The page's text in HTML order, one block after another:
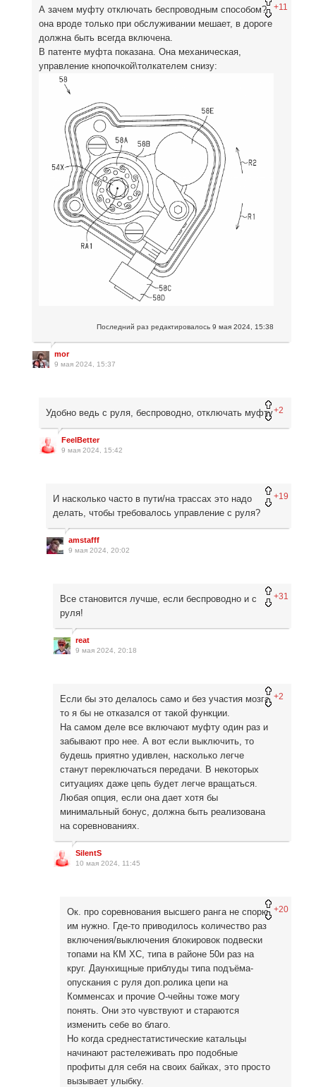
+11
А зачем муфту отключать беспроводным способом?
она вроде только при обслуживании мешает, в дороге
должна быть всегда включена.
В патенте муфта показана. Она механическая,
управление кнопочкой\толкателем снизу:
Последний раз редактировалось 9 мая 2024, 15:38
mor
9 мая 2024, 15:37
+2
Удобно ведь с руля, беспроводно, отключать муфту
FeelBetter
9 мая 2024, 15:42
+19
И насколько часто в пути/на трассах это надо
делать, чтобы требовалось управление с руля?
amstafff
9 мая 2024, 20:02
+31
Все становится лучше, если беспроводно и с
руля!
reat
9 мая 2024, 20:18
+2
Если бы это делалось само и без участия мозга,
то я бы не отказался от такой функции.
На самом деле все включают муфту один раз и
забывают про нее. А вот если выключить, то
будешь приятно удивлен, насколько легче
станут переключаться передачи. В некоторых
ситуациях даже цепь будет легче вращаться.
Любая опция, если она дает хотя бы
минимальный бонус, должна быть реализована
на соревнованиях.
SilentS
10 мая 2024, 11:45
+20
Ок. про соревнования высшего ранга не спорю,
им нужно. Где-то приводилось количество раз
включения/выключения блокировок подвески
топами на КМ ХС, типа в районе 50и раз на
круг. Даунхищные приблуды типа подъёма-
опускания с руля доп.ролика цепи на
Комменсах и прочие О-чейны тоже могу
понять. Они это чувствуют и стараются
изменить себе во благо.
Но когда среднестатистические катальцы
начинают растележивать про подобные
профиты для себя на своих байках, это просто
вызывает улыбку.